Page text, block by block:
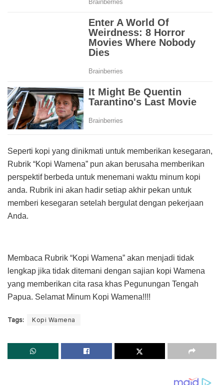
Seperti kopi yang dinikmati untuk memberikan kesegaran,
Rubrik “Kopi Wamena” pun akan berusaha memberikan
perspektif berbeda untuk menemani waktu minum kopi
anda. Rubrik ini akan hadir setiap akhir pekan untuk
memberi kesegaran setelah bergulat dengan pekerjaan
Anda.
Membaca Rubrik “Kopi Wamena” akan menjadi tidak
lengkap jika tidak ditemani dengan sajian kopi Wamena
yang memberikan cita rasa khas Pegunungan Tengah
Papua. Selamat Minum Kopi Wamena!!!!
Tags: Kopi Wamena